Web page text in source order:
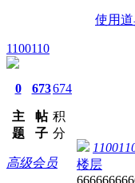
使用
1100110
0
主
题
673
帖
子
674
积
分
高级会员
楼层